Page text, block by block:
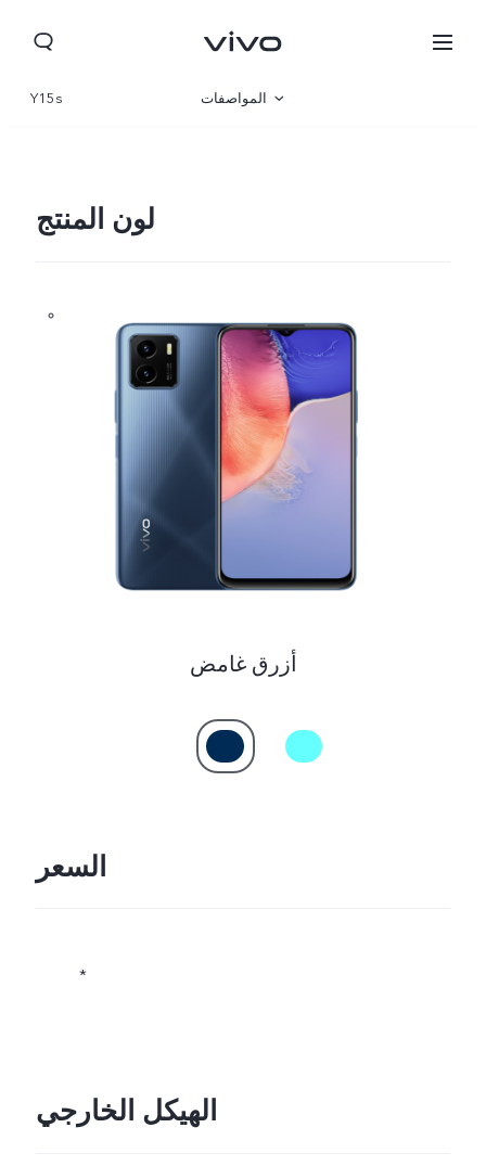
Morocco(AR) | حدد البلد/المنطقة
Y15s المواصفات
لون المنتج
أزرق غامض
السعر
*
الهيكل الخارجي